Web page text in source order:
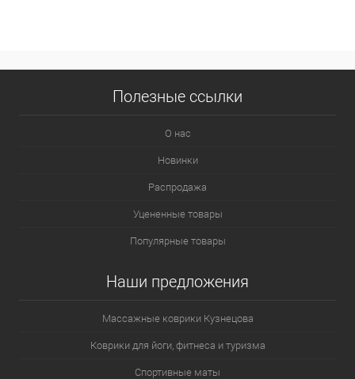
Полезные ссылки
О нас
Новинки
Распродажа
Уцененные товары
Популярные товары
Наши предложения
Массажные коврики Кузнецова
Коврики для йоги, фитнеса и туризма
Спортивные маты